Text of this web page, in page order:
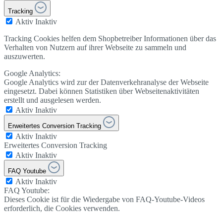
Tracking
Aktiv Inaktiv
Tracking Cookies helfen dem Shopbetreiber Informationen über das
Verhalten von Nutzern auf ihrer Webseite zu sammeln und
auszuwerten.
Google Analytics:
Google Analytics wird zur der Datenverkehranalyse der Webseite
eingesetzt. Dabei können Statistiken über Webseitenaktivitäten
erstellt und ausgelesen werden.
Aktiv Inaktiv
Erweitertes Conversion Tracking
Aktiv Inaktiv
Erweitertes Conversion Tracking
Aktiv Inaktiv
FAQ Youtube
Aktiv Inaktiv
FAQ Youtube:
Dieses Cookie ist für die Wiedergabe von FAQ-Youtube-Videos
erforderlich, die Cookies verwenden.